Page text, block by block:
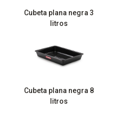
Cubeta plana negra 3
litros
Cubeta plana negra 8
litros